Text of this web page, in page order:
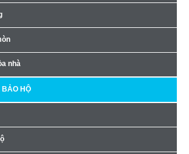
nhà
BẢO HỘ